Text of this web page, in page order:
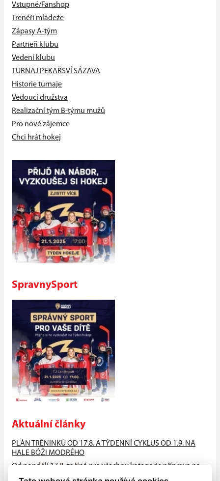
Vstupné/Fanshop
Trenéři mládeže
Zápasy A-tým
Partneři klubu
Vedení klubu
TURNAJ PEKAŘSVÍ SÁZAVA
Historie turnaje
Vedoucí družstva
Realizační tým B-týmu mužů
Pro nové zájemce
Chci hrát hokej
SpravnySport
Aktuální články
PLÁN TRÉNINKŮ OD 17.8. A TÝDENNÍ CYKLUS OD 1.9. NA
HALE BÓŽI MODRÉHO
Od pondělí 17.8. začíná pro všechny kategorie příprava na